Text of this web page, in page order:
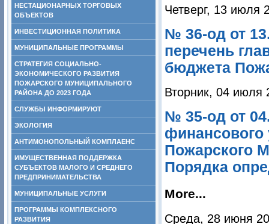
НЕСТАЦИОНАРНЫХ ТОРГОВЫХ
ОБЪЕКТОВ
ИНВЕСТИЦИОННАЯ ПОЛИТИКА
МУНИЦИПАЛЬНЫЕ ПРОГРАММЫ
СТРАТЕГИЯ СОЦИАЛЬНО-
ЭКОНОМИЧЕСКОГО РАЗВИТИЯ
ПОЖАРСКОГО МУНИЦИПАЛЬНОГО
РАЙОНА ДО 2023 ГОДА
СЛУЖБЫ ИНФОРМИРУЮТ
ЭКОЛОГИЯ
АНТИМОНОПОЛЬНЫЙ КОМПЛАЕНС
ИМУЩЕСТВЕННАЯ ПОДДЕРЖКА
СУБЪЕКТОВ МАЛОГО И СРЕДНЕГО
ПРЕДПРИНИМАТЕЛЬСТВА
МУНИЦИПАЛЬНЫЕ УСЛУГИ
ПРОГРАММЫ КОМПЛЕКСНОГО
РАЗВИТИЯ
Четверг, 13 июля
№ 36-од от
перечень
бюджета
Вторник, 04 июля
№ 35-од от
финансового
Пожарского
Порядка
More...
Среда, 28 июня